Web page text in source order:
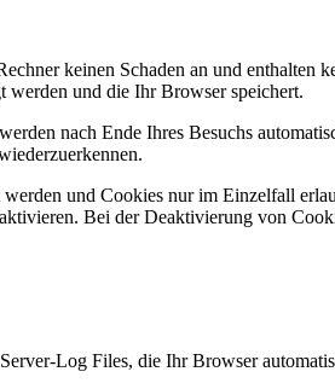
keinen Schaden an und
werden und die Ihr Browser speichert.
nach Ende Ihres Besuchs
und Cookies nur im Einzelfall
Bei der Deaktivierung von
Log Files, die Ihr Browser